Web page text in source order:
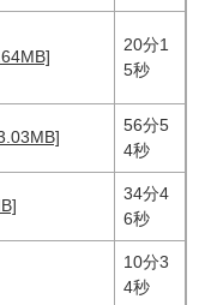
20分1
5秒
56分5
4秒
34分4
6秒
10分3
4秒